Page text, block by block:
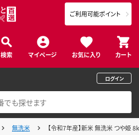
検索 マイページ お気に入り カート
ご利用可能ポイント
ログイン
無洗米 【令和7年産】新米 無洗米 つや